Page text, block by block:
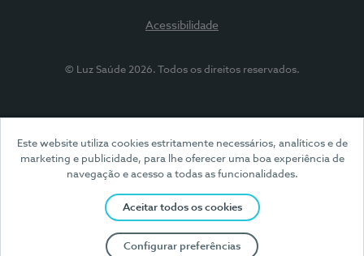
Este website utiliza cookies estritamente necessários, analíticos e de
marketing e publicidade, para lhe oferecer uma boa experiência de
navegação e acesso a todas as funcionalidades.
Aceitar todos os cookies
Configurar preferências
Acessibilidade
© Luz Saúde 2026. Todos os direitos reservados.